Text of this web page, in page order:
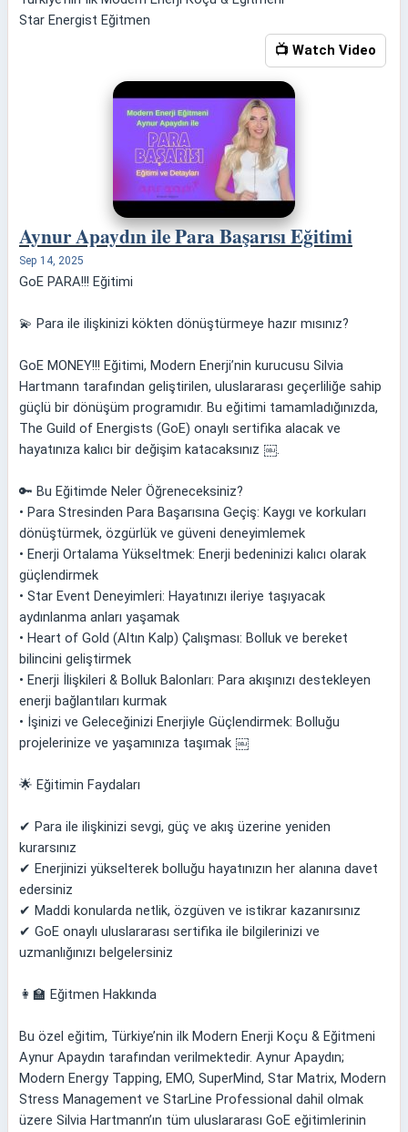
Star Energist Eğitmen
📺 Watch Video
Aynur Apaydın ile Para Başarısı Eğitimi
Sep 14, 2025
GoE PARA!!! Eğitimi
💫 Para ile ilişkinizi kökten dönüştürmeye hazır mısınız?
GoE MONEY!!! Eğitimi, Modern Enerji’nin kurucusu Silvia
Hartmann tarafından geliştirilen, uluslararası geçerliliğe sahip
güçlü bir dönüşüm programıdır. Bu eğitimi tamamladığınızda,
The Guild of Energists (GoE) onaylı sertifika alacak ve
hayatınıza kalıcı bir değişim katacaksınız ￼.
🔑 Bu Eğitimde Neler Öğreneceksiniz?
• Para Stresinden Para Başarısına Geçiş: Kaygı ve korkuları
dönüştürmek, özgürlük ve güveni deneyimlemek
• Enerji Ortalama Yükseltmek: Enerji bedeninizi kalıcı olarak
güçlendirmek
• Star Event Deneyimleri: Hayatınızı ileriye taşıyacak
aydınlanma anları yaşamak
• Heart of Gold (Altın Kalp) Çalışması: Bolluk ve bereket
bilincini geliştirmek
• Enerji İlişkileri & Bolluk Balonları: Para akışınızı destekleyen
enerji bağlantıları kurmak
• İşinizi ve Geleceğinizi Enerjiyle Güçlendirmek: Bolluğu
projelerinize ve yaşamınıza taşımak ￼
🌟 Eğitimin Faydaları
✔ Para ile ilişkinizi sevgi, güç ve akış üzerine yeniden
kurarsınız
✔ Enerjinizi yükselterek bolluğu hayatınızın her alanına davet
edersiniz
✔ Maddi konularda netlik, özgüven ve istikrar kazanırsınız
✔ GoE onaylı uluslararası sertifika ile bilgilerinizi ve
uzmanlığınızı belgelersiniz
👩‍🏫 Eğitmen Hakkında
Bu özel eğitim, Türkiye’nin ilk Modern Enerji Koçu & Eğitmeni
Aynur Apaydın tarafından verilmektedir. Aynur Apaydın;
Modern Energy Tapping, EMO, SuperMind, Star Matrix, Modern
Stress Management ve StarLine Professional dahil olmak
üzere Silvia Hartmann’ın tüm uluslararası GoE eğitimlerinin